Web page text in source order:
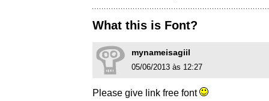
What this is Font?
mynameisagiil
05/06/2013 às 12:27
Please give link free font